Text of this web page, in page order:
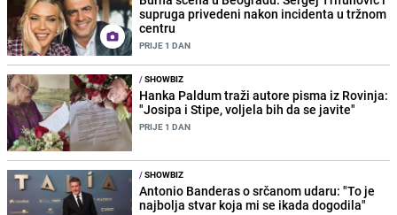
supruga privedeni nakon incidenta u tržnom
centru
PRIJE 1 DAN
/SHOWBIZ
Hanka Paldum traži autore pisma iz Rovinja:
"Josipa i Stipe, voljela bih da se javite"
PRIJE 1 DAN
/SHOWBIZ
Antonio Banderas o srčanom udaru: "To je
najbolja stvar koja mi se ikada dogodila"